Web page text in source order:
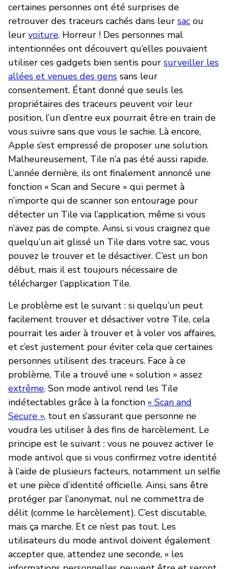
certaines personnes ont été surprises de
retrouver des traceurs cachés dans leur sac ou
leur voiture. Horreur ! Des personnes mal
intentionnées ont découvert qu’elles pouvaient
utiliser ces gadgets bien sentis pour surveiller les
allées et venues des gens sans leur
consentement. Étant donné que seuls les
propriétaires des traceurs peuvent voir leur
position, l’un d’entre eux pourrait être en train de
vous suivre sans que vous le sachie. Là encore,
Apple s’est empressé de proposer une solution.
Malheureusement, Tile n’a pas été aussi rapide.
L’année dernière, ils ont finalement annoncé une
fonction « Scan and Secure » qui permet à
n’importe qui de scanner son entourage pour
détecter un Tile via l’application, même si vous
n’avez pas de compte. Ainsi, si vous craignez que
quelqu’un ait glissé un Tile dans votre sac, vous
pouvez le trouver et le désactiver. C’est un bon
début, mais il est toujours nécessaire de
télécharger l’application Tile.
Le problème est le suivant : si quelqu’un peut
facilement trouver et désactiver votre Tile, cela
pourrait les aider à trouver et à voler vos affaires,
et c’est justement pour éviter cela que certaines
personnes utilisent des traceurs. Face à ce
problème, Tile a trouvé une « solution » assez
extrême. Son mode antivol rend les Tile
indétectables grâce à la fonction « Scan and
Secure », tout en s’assurant que personne ne
voudra les utiliser à des fins de harcèlement. Le
principe est le suivant : vous ne pouvez activer le
mode antivol que si vous confirmez votre identité
à l’aide de plusieurs facteurs, notamment un selfie
et une pièce d’identité officielle. Ainsi, sans être
protéger par l’anonymat, nul ne commettra de
délit (comme le harcèlement). C’est discutable,
mais ça marche. Et ce n’est pas tout. Les
utilisateurs du mode antivol doivent également
accepter que, attendez une seconde, « les